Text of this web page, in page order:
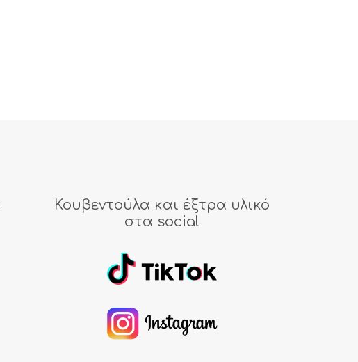
Κουβεντούλα και έξτρα υλικό
στα social